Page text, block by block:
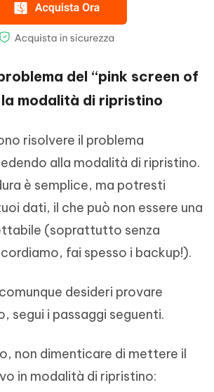
del “pink screen of
modalità di ripristino
risolvere il problema
alla modalità di ripristino.
è semplice, ma potresti
dati, il che può non essere una
(soprattutto senza
fai spesso i backup!).
desideri provare
segui i passaggi seguenti.
non dimenticare di mettere il
in modalità di ripristino: